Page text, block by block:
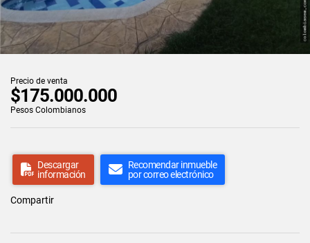
Precio de venta
$175.000.000
Pesos Colombianos
Descargar
información
Recomendar inmueble
por correo electrónico
Compartir